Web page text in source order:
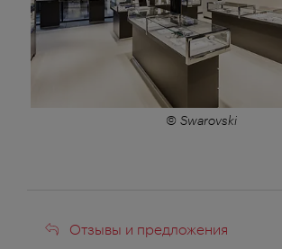
© Swarovski
Отзывы
Отзывы и предложения